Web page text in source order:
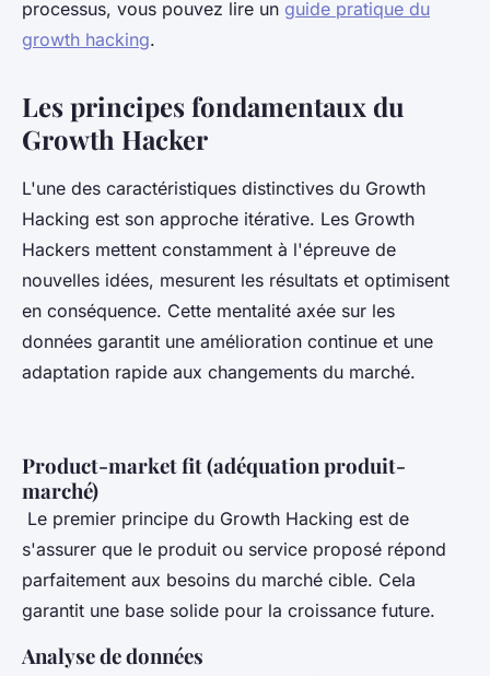
processus, vous pouvez lire un guide pratique du
growth hacking.
Les principes fondamentaux du
Growth Hacker
L'une des caractéristiques distinctives du Growth
Hacking est son approche itérative. Les Growth
Hackers mettent constamment à l'épreuve de
nouvelles idées, mesurent les résultats et optimisent
en conséquence. Cette mentalité axée sur les
données garantit une amélioration continue et une
adaptation rapide aux changements du marché.
Product-market fit (adéquation produit-
marché)
Le premier principe du Growth Hacking est de
s'assurer que le produit ou service proposé répond
parfaitement aux besoins du marché cible. Cela
garantit une base solide pour la croissance future.
Analyse de données